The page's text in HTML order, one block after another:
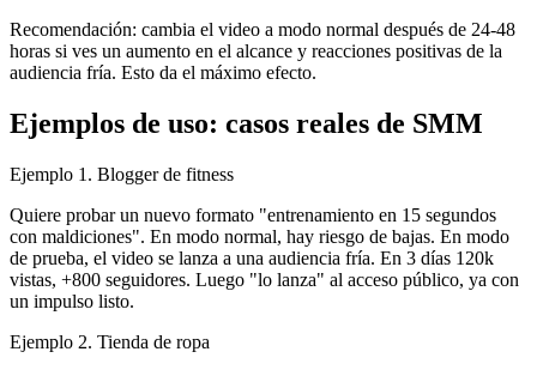
Recomendación: cambia el video a modo normal después de 24-48
horas si ves un aumento en el alcance y reacciones positivas de la
audiencia fría. Esto da el máximo efecto.
Ejemplos de uso: casos reales de SMM
Ejemplo 1. Blogger de fitness
Quiere probar un nuevo formato "entrenamiento en 15 segundos
con maldiciones". En modo normal, hay riesgo de bajas. En modo
de prueba, el video se lanza a una audiencia fría. En 3 días 120k
vistas, +800 seguidores. Luego "lo lanza" al acceso público, ya con
un impulso listo.
Ejemplo 2. Tienda de ropa